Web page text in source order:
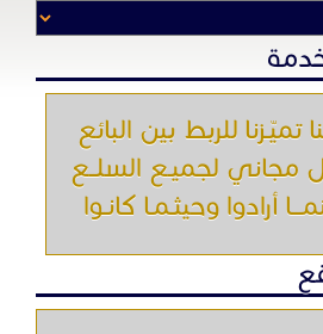
تميّـزنا للربط بين البائع
مجاني لجميـع السلــع
أرادوا وحيثـمـا كانـوا